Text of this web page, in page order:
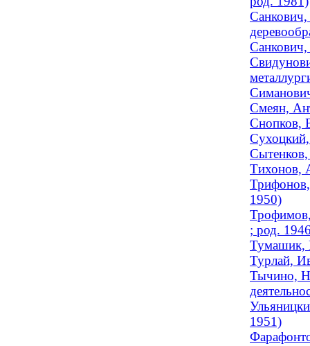
Санкович,
Санкович,
Смеян,
Снопков,
Сухоцкий,
Сытенков,
Тихонов,
Трифонов,
1950)
Трофимов,
; род.
Тумашик,
Турлай,
Тычино,
1951)